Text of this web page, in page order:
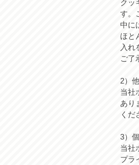
クッ
す。
中に
ほと
入れ
ご了
2）
当社
あり
くだ
3）
当社
プラ